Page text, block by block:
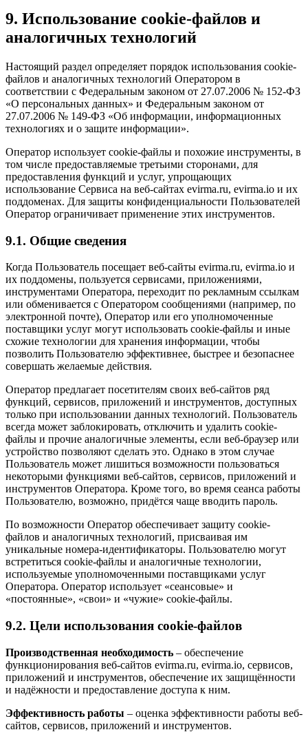
9. Использование cookie-файлов и
аналогичных технологий
Настоящий раздел определяет порядок использования cookie-
файлов и аналогичных технологий Оператором в
соответствии с Федеральным законом от 27.07.2006 № 152-ФЗ
«О персональных данных» и Федеральным законом от
27.07.2006 № 149-ФЗ «Об информации, информационных
технологиях и о защите информации».
Оператор использует cookie-файлы и похожие инструменты, в
том числе предоставляемые третьими сторонами, для
предоставления функций и услуг, упрощающих
использование Сервиса на веб-сайтах evirma.ru, evirma.io и их
поддоменах. Для защиты конфиденциальности Пользователей
Оператор ограничивает применение этих инструментов.
9.1. Общие сведения
Когда Пользователь посещает веб-сайты evirma.ru, evirma.io и
их поддомены, пользуется сервисами, приложениями,
инструментами Оператора, переходит по рекламным ссылкам
или обменивается с Оператором сообщениями (например, по
электронной почте), Оператор или его уполномоченные
поставщики услуг могут использовать cookie-файлы и иные
схожие технологии для хранения информации, чтобы
позволить Пользователю эффективнее, быстрее и безопаснее
совершать желаемые действия.
Оператор предлагает посетителям своих веб-сайтов ряд
функций, сервисов, приложений и инструментов, доступных
только при использовании данных технологий. Пользователь
всегда может заблокировать, отключить и удалить cookie-
файлы и прочие аналогичные элементы, если веб-браузер или
устройство позволяют сделать это. Однако в этом случае
Пользователь может лишиться возможности пользоваться
некоторыми функциями веб-сайтов, сервисов, приложений и
инструментов Оператора. Кроме того, во время сеанса работы
Пользователю, возможно, придётся чаще вводить пароль.
По возможности Оператор обеспечивает защиту cookie-
файлов и аналогичных технологий, присваивая им
уникальные номера-идентификаторы. Пользователю могут
встретиться cookie-файлы и аналогичные технологии,
используемые уполномоченными поставщиками услуг
Оператора. Оператор использует «сеансовые» и
«постоянные», «свои» и «чужие» cookie-файлы.
9.2. Цели использования cookie-файлов
Производственная необходимость – обеспечение
функционирования веб-сайтов evirma.ru, evirma.io, сервисов,
приложений и инструментов, обеспечение их защищённости
и надёжности и предоставление доступа к ним.
Эффективность работы – оценка эффективности работы веб-
сайтов, сервисов, приложений и инструментов.